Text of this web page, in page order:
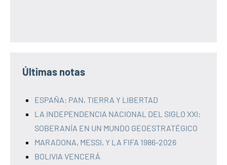
Últimas notas
ESPAÑA: PAN, TIERRA Y LIBERTAD
LA INDEPENDENCIA NACIONAL DEL SIGLO XXI:
SOBERANÍA EN UN MUNDO GEOESTRATÉGICO
MARADONA, MESSI, Y LA FIFA 1986-2026
BOLIVIA VENCERÁ